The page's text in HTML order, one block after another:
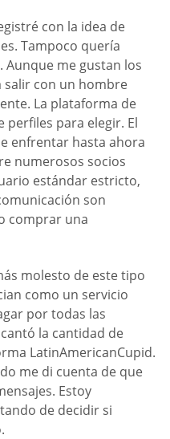
con la idea de
Tampoco quería
Aunque me gustan los
salir con un hombre
La plataforma de
perfiles para elegir. El
enfrentar hasta ahora
numerosos socios
estándar estricto,
son
comprar una
molesto de este tipo
como un servicio
por todas las
la cantidad de
LatinAmericanCupid.
me di cuenta de que
Estoy
de decidir si